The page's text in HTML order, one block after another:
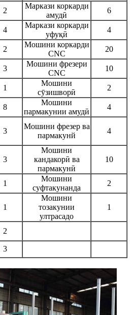
2
Маркази коркарди
амудӣ
6
4
Маркази коркарди
уфуқӣ
4
2
Мошини коркарди
CNC
20
3
Мошини фрезери
CNC
10
1
Мошини
сӯзишворӣ
2
8
Мошини
пармакунии амудӣ
4
3
Мошини фрезер ва
пармакунй
4
3
Мошини
кандакорӣ ва
пармакунӣ
10
1
Мошини
суфтакунанда
2
1
Мошини
тозакунии
ултрасадо
1
2
3